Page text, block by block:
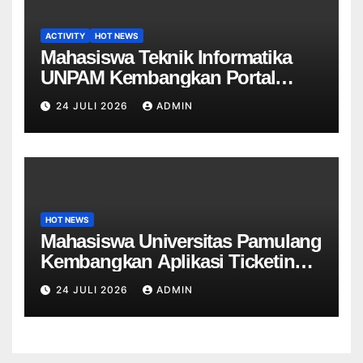
ACTIVITY HOT NEWS
Mahasiswa Teknik Informatika
UNPAM Kembangkan Portal
Informasi Sekolah Berbasis Web
untuk SDN Curug 4
24 JULI 2026 ADMIN
HOT NEWS
Mahasiswa Universitas Pamulang
Kembangkan Aplikasi Ticketing
Helpdesk untuk Divisi Sapras
Universitas Tangerang raya
24 JULI 2026 ADMIN